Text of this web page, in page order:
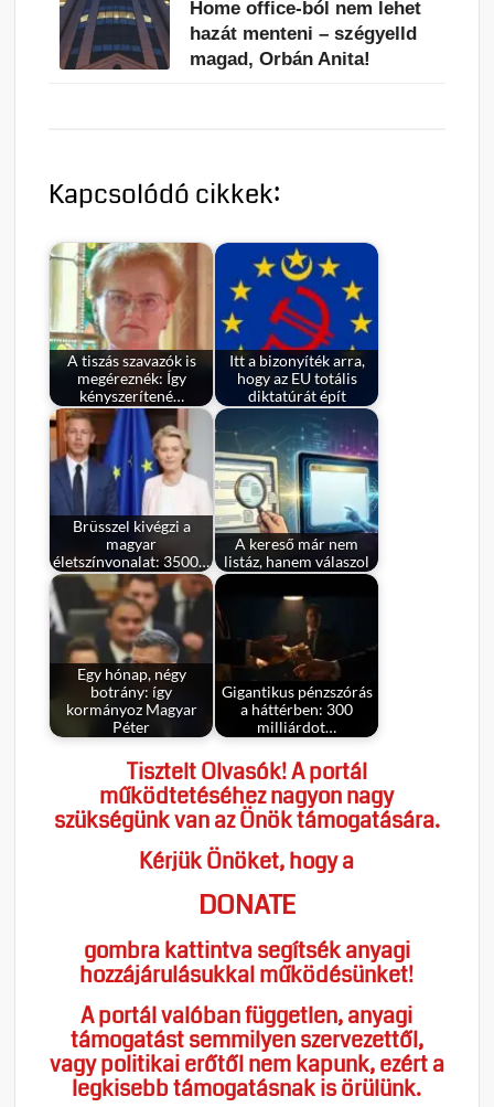
Home office-ból nem lehet
hazát menteni – szégyelld
magad, Orbán Anita!
Kapcsolódó cikkek:
A tiszás szavazók is
megéreznék: Így
kényszerítené…
Itt a bizonyíték arra,
hogy az EU totális
diktatúrát épít
Brüsszel kivégzi a
magyar
életszínvonalat: 3500…
A kereső már nem
listáz, hanem válaszol
Egy hónap, négy
botrány: így
kormányoz Magyar
Péter
Gigantikus pénzszórás
a háttérben: 300
milliárdot…
Tisztelt Olvasók! A portál
működtetéséhez nagyon nagy
szükségünk van az Önök támogatására.
Kérjük Önöket, hogy a
DONATE
gombra kattintva segítsék anyagi
hozzájárulásukkal működésünket!
A portál valóban független, anyagi
támogatást semmilyen szervezettől,
vagy politikai erőtől nem kapunk, ezért a
legkisebb támogatásnak is örülünk.